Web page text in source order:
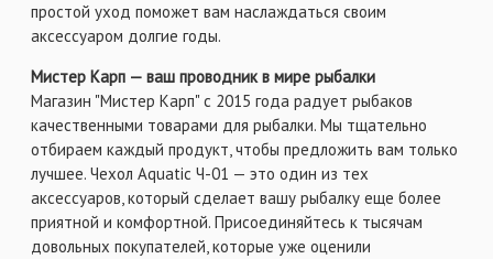
простой уход поможет вам наслаждаться своим
аксессуаром долгие годы.
Мистер Карп — ваш проводник в мире рыбалки
Магазин "Мистер Карп" с 2015 года радует рыбаков
качественными товарами для рыбалки. Мы тщательно
отбираем каждый продукт, чтобы предложить вам только
лучшее. Чехол Aquatic Ч-01 — это один из тех
аксессуаров, который сделает вашу рыбалку еще более
приятной и комфортной. Присоединяйтесь к тысячам
довольных покупателей, которые уже оценили